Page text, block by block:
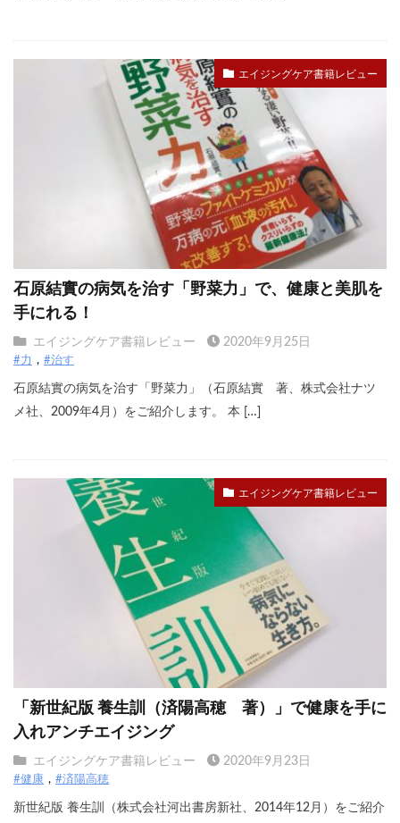
エイジングケア書籍レビュー
石原結實の病気を治す「野菜力」で、健康と美肌を
手にれる！
エイジングケア書籍レビュー 2020年9月25日
#力 #治す
石原結實の病気を治す「野菜力」（石原結實 著、株式会社ナツ
メ社、2009年4月）をご紹介します。 本 […]
エイジングケア書籍レビュー
「新世紀版 養生訓（済陽高穂 著）」で健康を手に
入れアンチエイジング
エイジングケア書籍レビュー 2020年9月23日
#健康 #済陽高穂
新世紀版 養生訓（株式会社河出書房新社、2014年12月）をご紹介